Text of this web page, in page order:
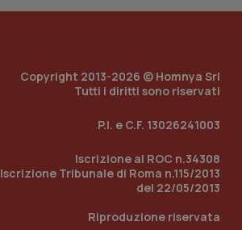
Copyright 2013-2026 © Homnya Srl
Tutti i diritti sono riservati
P.I. e C.F. 13026241003
Iscrizione al ROC n.34308
Iscrizione Tribunale di Roma n.115/2013
del 22/05/2013
Riproduzione riservata